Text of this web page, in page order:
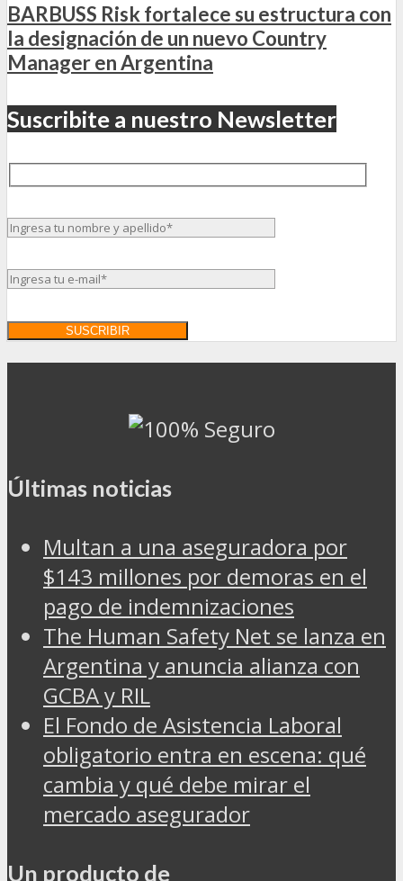
BARBUSS Risk fortalece su estructura con
la designación de un nuevo Country
Manager en Argentina
Suscribite a nuestro Newsletter
Últimas noticias
Multan a una aseguradora por
$143 millones por demoras en el
pago de indemnizaciones
The Human Safety Net se lanza en
Argentina y anuncia alianza con
GCBA y RIL
El Fondo de Asistencia Laboral
obligatorio entra en escena: qué
cambia y qué debe mirar el
mercado asegurador
Un producto de